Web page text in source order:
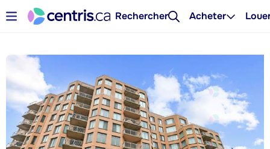
Rechercher Acheter